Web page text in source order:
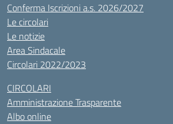
Conferma Iscrizioni a.s. 2026/2027
Le circolari
Le notizie
Area Sindacale
Circolari 2022/2023
CIRCOLARI
Amministrazione Trasparente
Albo online